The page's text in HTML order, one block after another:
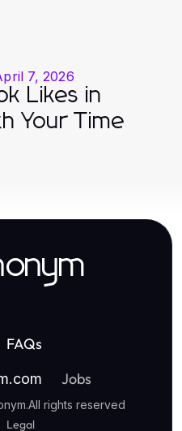
7, 2026
Likes in
Your Time
FAQs
Jobs
.All rights reserved
Legal